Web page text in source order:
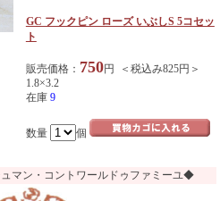
GC フックピン ローズ いぶしS 5コセッ
ト
販売価格： 750円 ＜税込み825円＞
1.8×3.2
在庫 9
数量 個
マン・コントワールドゥファミーユ◆